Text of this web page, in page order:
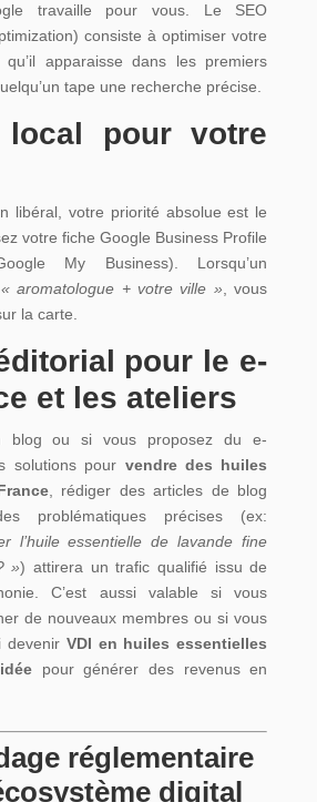
travaille pour vous. Le SEO
consiste à optimiser votre
apparaisse dans les premiers
tape une recherche précise.
local pour votre
libéral, votre priorité absolue est le
votre fiche Google Business Profile
My Business). Lorsqu’un
« aromatologue + votre ville » , vous
la carte.
pour le e-
et les ateliers
blog ou si vous proposez du e-
solutions pour vendre des huiles
, rédiger des articles de blog
problématiques précises (ex:
l’huile essentielle de lavande fine
») attirera un trafic qualifié issu de
C’est aussi valable si vous
de nouveaux membres ou si vous
devenir VDI en huiles essentielles
pour générer des revenus en
réglementaire
digital